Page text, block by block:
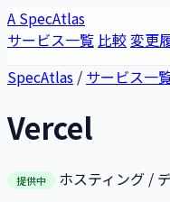
A SpecAtlas
サービス一覧比較変更
SpecAtlas / サービス一
Vercel
提供中
ホスティング /